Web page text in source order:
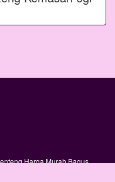
Harga Murah Bagus